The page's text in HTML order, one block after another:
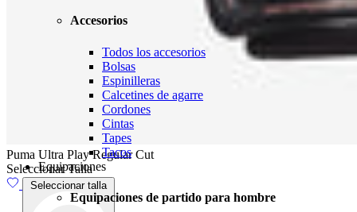
Accesorios
Todos los accesorios
Bolsas
Espinilleras
Calcetines de agarre
Cordones
Cintas
Tapes
Tacos
Equipaciones
Equipaciones de partido para hombre
Puma Ultra Play Regular Cut
Seleccionar Talla
Seleccionar talla